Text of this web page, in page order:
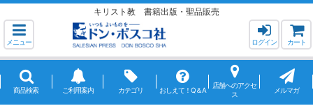
キリスト教 書籍出版・聖品販売
メニュー ログイン カート
商品検索 ご利用案内 カテゴリ おしえて！Q＆A
店舗へのアクセ
ス
メルマガ